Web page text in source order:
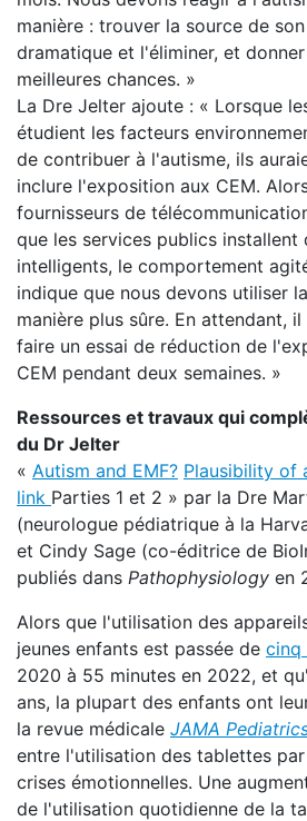
manière : trouver la source de
dramatique et l'éliminer, et
meilleures chances. »
La Dre Jelter ajoute : « Lorsque
étudient les facteurs
de contribuer à l'autisme, ils
inclure l'exposition aux CEM.
fournisseurs de
que les services publics installent
intelligents, le comportement
indique que nous devons utiliser
manière plus sûre. En attendant,
faire un essai de réduction de
CEM pendant deux semaines. »
Ressources et travaux qui
du Dr Jelter
« Autism and EMF? Plausibility of
link Parties 1 et 2 » par la Dre
(neurologue pédiatrique à la
et Cindy Sage (co-éditrice de
publiés dans Pathophysiology en
Alors que l'utilisation des
jeunes enfants est passée de cinq
2020 à 55 minutes en 2022, et
ans, la plupart des enfants ont
la revue médicale JAMA
entre l'utilisation des tablettes
crises émotionnelles. Une
de l'utilisation quotidienne de la